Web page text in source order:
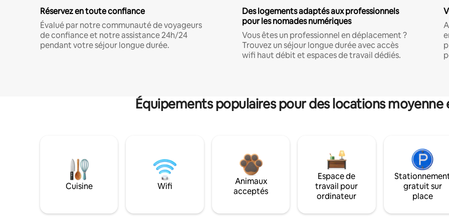
Réservez en toute confiance
Évalué par notre communauté de voyageurs
de confiance et notre assistance 24h/24
pendant votre séjour longue durée.
Des logements adaptés aux professionnels
pour les nomades numériques
Vous êtes un professionnel en déplacement ?
Trouvez un séjour longue durée avec accès
wifi haut débit et espaces de travail dédiés.
Équipements populaires pour des locations
Cuisine Wifi
Animaux
acceptés
Espace de
travail pour
ordinateur
gratuit sur
place